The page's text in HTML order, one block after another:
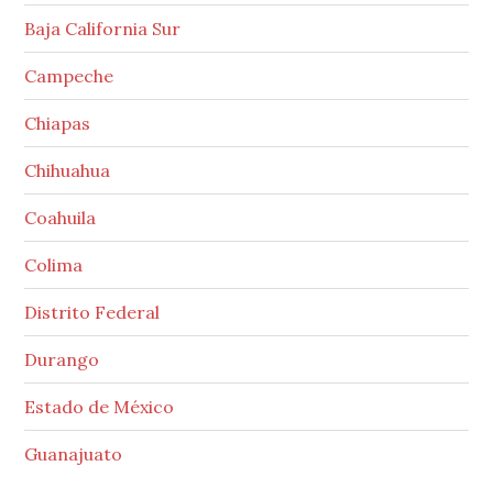
Baja California Sur
Campeche
Chiapas
Chihuahua
Coahuila
Colima
Distrito Federal
Durango
Estado de México
Guanajuato